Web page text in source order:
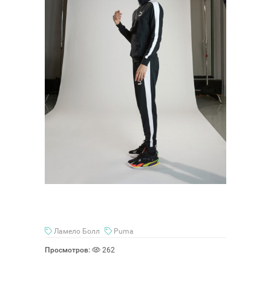
Ламело Болл Puma
Просмотров: 262